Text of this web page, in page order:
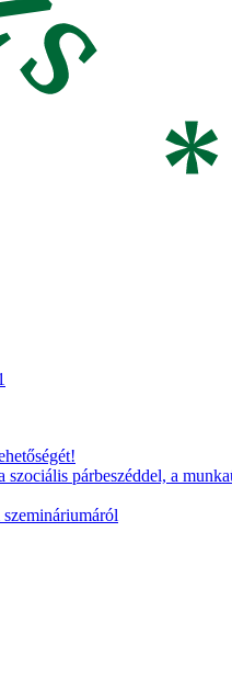
szociális párbeszéddel, a